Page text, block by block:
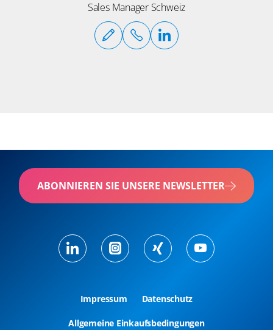
Sales Manager Schweiz
ABONNIEREN SIE UNSERE NEWSLETTER
Impressum Datenschutz
Allgemeine Einkaufsbedingungen